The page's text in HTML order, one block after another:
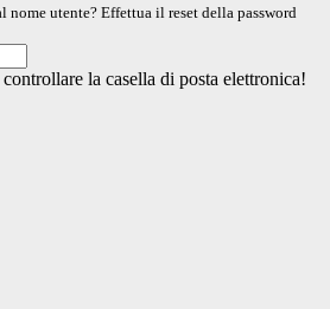
nome utente? Effettua il reset della password
la casella di posta elettronica!